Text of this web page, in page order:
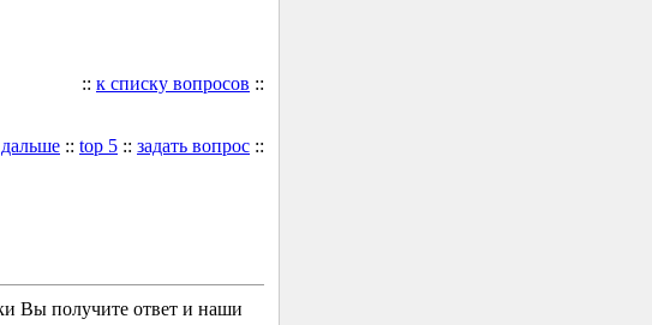
:: к списку вопросов ::
дальше :: top 5 :: задать вопрос ::
Вы получите ответ и наши